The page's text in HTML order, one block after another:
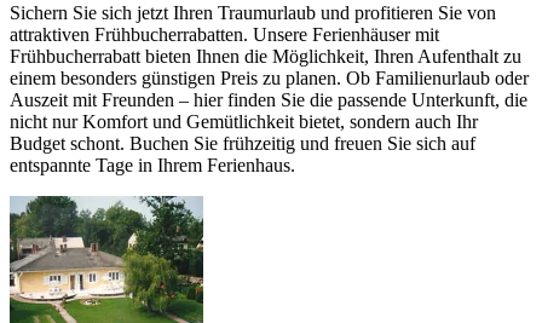
Sichern Sie sich jetzt Ihren Traumurlaub und profitieren Sie von
attraktiven Frühbucherrabatten. Unsere Ferienhäuser mit
Frühbucherrabatt bieten Ihnen die Möglichkeit, Ihren Aufenthalt zu
einem besonders günstigen Preis zu planen. Ob Familienurlaub oder
Auszeit mit Freunden – hier finden Sie die passende Unterkunft, die
nicht nur Komfort und Gemütlichkeit bietet, sondern auch Ihr
Budget schont. Buchen Sie frühzeitig und freuen Sie sich auf
entspannte Tage in Ihrem Ferienhaus.